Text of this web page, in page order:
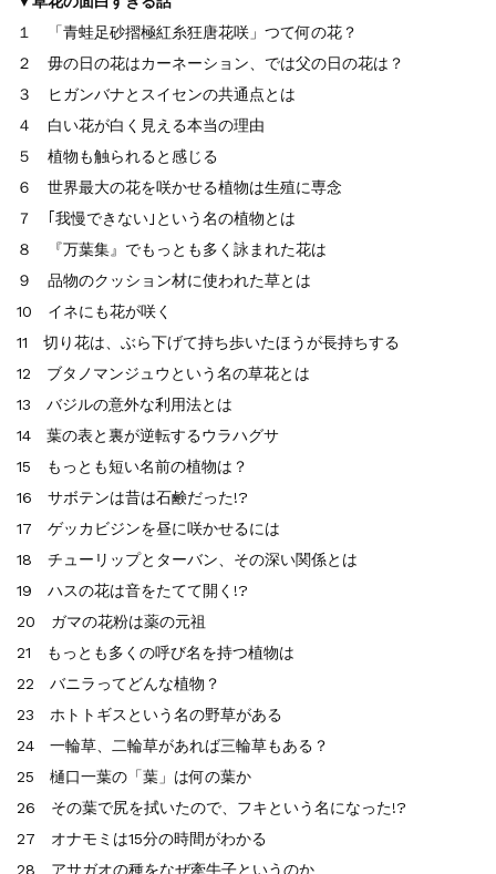
１ 「青蛙足砂摺極紅糸狂唐花咲」つて何の花？
２ 毋の日の花はカーネーション、では父の日の花は？
３ ヒガンバナとスイセンの共通点とは
４ 白い花が白く見える本当の理由
５ 植物も触られると感じる
６ 世界最大の花を咲かせる植物は生殖に専念
７ ｢我慢できない｣という名の植物とは
８ 『万葉集』でもっとも多く詠まれた花は
９ 品物のクッション材に使われた草とは
10 イネにも花が咲く
11 切り花は、ぶら下げて持ち歩いたほうが長持ちする
12 ブタノマンジュウという名の草花とは
13 バジルの意外な利用法とは
14 葉の表と裏が逆転するウラハグサ
15 もっとも短い名前の植物は？
16 サボテンは昔は石鹸だった!?
17 ゲッカビジンを昼に咲かせるには
18 チューリップとターバン、その深い関係とは
19 ハスの花は音をたてて開く!?
20 ガマの花粉は薬の元祖
21 もっとも多くの呼び名を持つ植物は
22 バニラってどんな植物？
23 ホトトギスという名の野草がある
24 一輪草、二輪草があれば三輪草もある？
25 樋口一葉の「葉」は何の葉か
26 その葉で尻を拭いたので、フキという名になった!?
27 オナモミは15分の時間がわかる
28 アサガオの種をなぜ牽牛子というのか